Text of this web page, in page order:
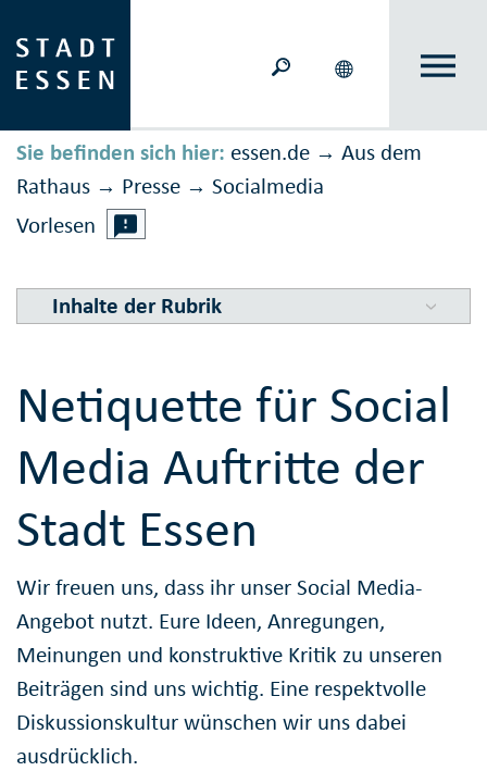
Sie befinden sich hier: essen.de → Aus dem
Rathaus → Presse → Social­media
Vorlesen
Inhalte der Rubrik
Netiquette für Social
Media Auftritte der
Stadt Essen
Wir freuen uns, dass ihr unser Social Media-
Angebot nutzt. Eure Ideen, Anregungen,
Meinungen und konstruktive Kritik zu unseren
Beiträgen sind uns wichtig. Eine respektvolle
Diskussionskultur wünschen wir uns dabei
ausdrücklich.